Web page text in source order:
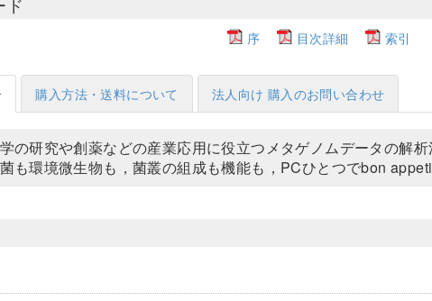
序 目次詳細 索引
購入方法・送料について 法人向け 購入のお問い合わせ
の研究や創薬などの産業応用に役立つメタゲノムデータの解
も環境微生物も，菌叢の組成も機能も，PCひとつでbon